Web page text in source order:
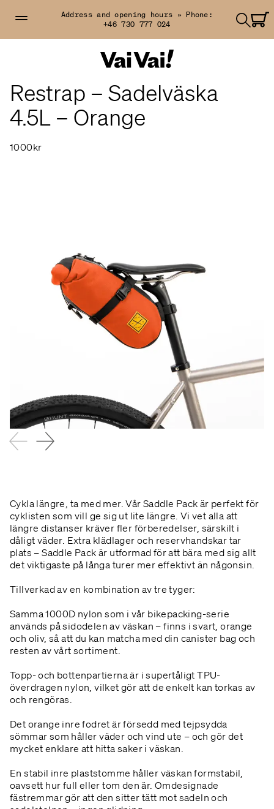
Address and opening hours » Phone:
+46 730 777 024
Restrap – Sadelväska
4.5L – Orange
1000kr
Cykla längre, ta med mer. Vår Saddle Pack är perfekt för
cyklisten som vill ge sig ut lite längre. Vi vet alla att
längre distanser kräver fler förberedelser, särskilt i
dåligt väder. Extra klädlager och reservhandskar tar
plats – Saddle Pack är utformad för att bära med sig allt
det viktigaste på långa turer mer effektivt än någonsin.
Tillverkad av en kombination av tre tyger:
Samma 1000D nylon som i vår bikepacking-serie
används på sidodelen av väskan – finns i svart, orange
och oliv, så att du kan matcha med din canister bag och
resten av vårt sortiment.
Topp- och bottenpartierna är i supertåligt TPU-
överdragen nylon, vilket gör att de enkelt kan torkas av
och rengöras.
Det orange inre fodret är försedd med tejpsydda
sömmar som håller väder och vind ute – och gör det
mycket enklare att hitta saker i väskan.
En stabil inre plaststomme håller väskan formstabil,
oavsett hur full eller tom den är. Omdesignade
fästremmar gör att den sitter tätt mot sadeln och